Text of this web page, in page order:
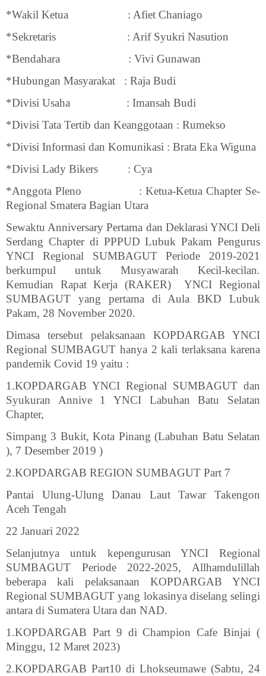
*Wakil Ketua
: Afiet Chaniago
*Sekretaris
: Arif Syukri Nasution
*Bendahara
: Vivi Gunawan
*Hubungan Masyarakat
: Raja Budi
*Divisi Usaha
: Imansah Budi
*Divisi Tata Tertib dan Keanggotaan : Rumekso
*Divisi Informasi dan Komunikasi : Brata Eka Wiguna
*Divisi Lady Bikers
: Cya
*Anggota Pleno
: Ketua-Ketua Chapter Se-
Regional Smatera Bagian Utara
Sewaktu Anniversary Pertama dan Deklarasi YNCI Deli
Serdang Chapter di PPPUD Lubuk Pakam Pengurus
YNCI Regional SUMBAGUT Periode 2019-2021
berkumpul untuk Musyawarah Kecil-kecilan.
Kemudian Rapat Kerja (RAKER)
YNCI Regional
SUMBAGUT yang pertama di Aula BKD Lubuk
Pakam, 28 November 2020.
Dimasa tersebut pelaksanaan KOPDARGAB YNCI
Regional SUMBAGUT hanya 2 kali terlaksana karena
pandemik Covid 19 yaitu :
1.KOPDARGAB YNCI Regional SUMBAGUT dan
Syukuran Annive 1 YNCI Labuhan Batu Selatan
Chapter,
Simpang 3 Bukit, Kota Pinang (Labuhan Batu Selatan
), 7 Desember 2019 )
2.KOPDARGAB REGION SUMBAGUT Part 7
Pantai Ulung-Ulung Danau Laut Tawar Takengon
Aceh Tengah
22 Januari 2022
Selanjutnya untuk kepengurusan YNCI Regional
SUMBAGUT Periode 2022-2025, Allhamdulillah
beberapa kali pelaksanaan KOPDARGAB YNCI
Regional SUMBAGUT yang lokasinya diselang selingi
antara di Sumatera Utara dan NAD.
1.KOPDARGAB Part 9 di Champion Cafe Binjai (
Minggu, 12 Maret 2023)
2.KOPDARGAB Part10 di Lhokseumawe (Sabtu, 24